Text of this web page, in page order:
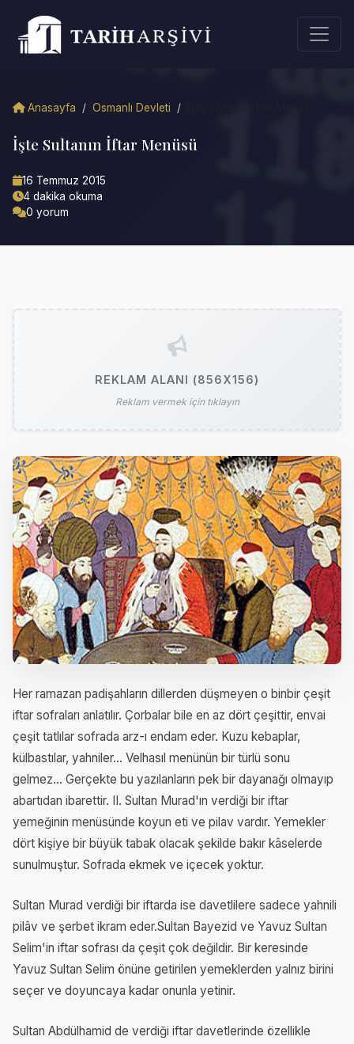
Anasayfa / Osmanlı Devleti /
İşte Sultanın İftar Menüsü
16 Temmuz 2015
4 dakika okuma
0 yorum
REKLAM ALANI (856X156)
Reklam vermek için tıklayın
Her ramazan padişahların dillerden düşmeyen o binbir çeşit
iftar sofraları anlatılır. Çorbalar bile en az dört çeşittir, envai
çeşit tatlılar sofrada arz-ı endam eder. Kuzu kebaplar,
külbastılar, yahniler... Velhasıl menünün bir türlü sonu
gelmez... Gerçekte bu yazılanların pek bir dayanağı olmayıp
abartıdan ibarettir. II. Sultan Murad'ın verdiği bir iftar
yemeğinin menüsünde koyun eti ve pilav vardır. Yemekler
dört kişiye bir büyük tabak olacak şekilde bakır kâselerde
sunulmuştur. Sofrada ekmek ve içecek yoktur.
Sultan Murad verdiği bir iftarda ise davetlilere sadece yahnili
pilâv ve şerbet ikram eder.Sultan Bayezid ve Yavuz Sultan
Selim'in iftar sofrası da çeşit çok değildir. Bir keresinde
Yavuz Sultan Selim önüne getirilen yemeklerden yalnız birini
seçer ve doyuncaya kadar onunla yetinir.
Sultan Abdülhamid de verdiği iftar davetlerinde özellikle